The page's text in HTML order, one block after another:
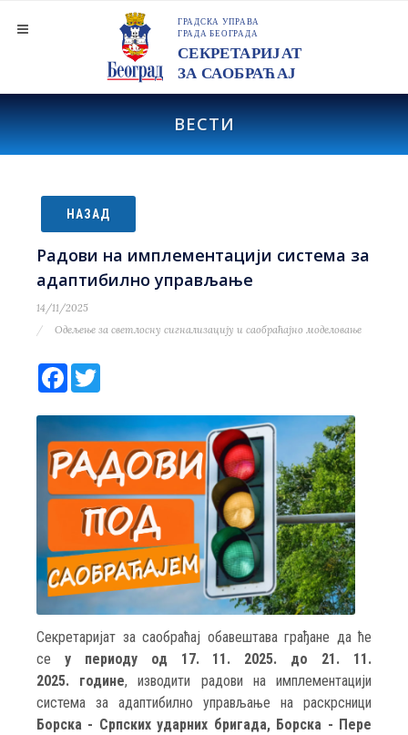
ВЕСТИ
НАЗАД
Радови на имплементацији система за
адаптибилно управљање
14/11/2025
Одељење за светлосну сигнализацију и саобраћајно моделовање
Facebook
Секретаријат за саобраћај обавештава грађане да ће
се у периоду од 17. 11. 2025. до 21. 11.
2025. године, изводити радови на имплементацији
система за адаптибилно управљање
на раскрсници
Борска - Српских ударних бригада, Борска - Пере